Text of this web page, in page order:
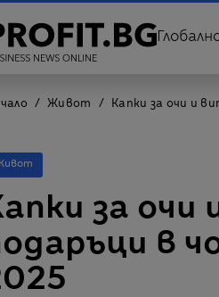
Живот Капки за очи и
за
в